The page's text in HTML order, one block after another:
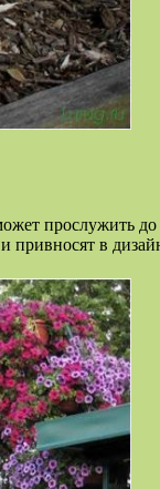
прослужить до
в